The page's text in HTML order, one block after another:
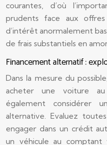
courantes, d’où
prudents face aux
d’intérêt anormalement
de frais substantiels en
Financement alternatif :
Dans la mesure du
acheter une voiture
également considérer
alternative. Evaluez
engager dans un crédit
un véhicule au